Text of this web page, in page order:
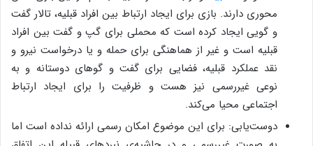
محوری دارند. بازی برای ایجاد ارتباط بین افراد قبلیه، تالار گفت
و گویی ایجاد کرده است که محملی برای گپ و گفت بین افراد
قبلیه است و غیر از هماهنگی برای حمله و یا درخواست نیرو و
نقد عملکرد قبلیه، فضایی برای گفت و گوهای دوستانه و به
نوعی غیررسمی نیز هست و ظرفیت را برای ایجاد ارتباط
اجتماعی محیا می‌کند.
دوست‌یابی: برای این موضوع امکان رسمی ارائه نداده است اما